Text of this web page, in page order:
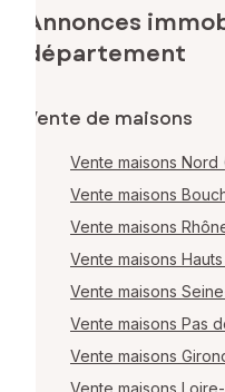
Annonces
département
Vente de maisons
Vente maisons Nord
Vente maisons
Vente maisons
Vente maisons
Vente maisons
Vente maisons Pas
Vente maisons